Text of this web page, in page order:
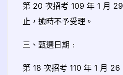
第 20 次招考 109 年 1 月
止，逾時不予受理。
三、甄選日期﹕
第 18 次招考 110 年 1 月